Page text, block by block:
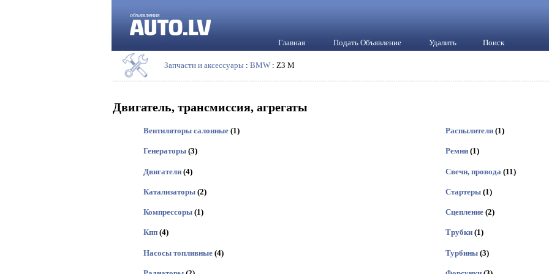
объявления
Главная Подать Объявление Удалить Поиск
Запчасти и аксессуары : BMW : Z3 M
Двигатель, трансмиссия, агрегаты
Вентиляторы салонные (1)
Генераторы (3)
Двигатели (4)
Катализаторы (2)
Компрессоры (1)
Кпп (4)
Насосы топливные (4)
Распылители (1)
Ремни (1)
Свечи, провода (11)
Стартеры (1)
Сцепление (2)
Трубки (1)
Турбины (3)